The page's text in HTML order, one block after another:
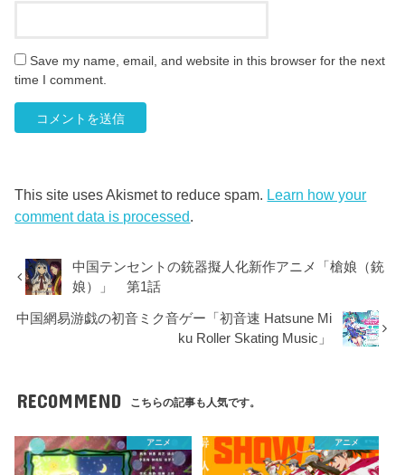
Save my name, email, and website in this browser for the next
time I comment.
This site uses Akismet to reduce spam. Learn how your
comment data is processed.
中国テンセントの銃器擬人化新作アニメ「槍娘（銃
娘）」 第1話
中国網易游戯の初音ミク音ゲー「初音速 Hatsune Mi
ku Roller Skating Music」
RECOMMEND こちらの記事も人気です。
アニメ アニメ